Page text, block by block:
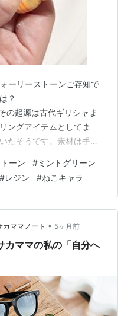
ーリーストーンご存知で
？
起源は古代ギリシャま
ングアイテムとしてま
たそうです。素材は手の
ストレスで心が乱れたと
さわさわさわ...不思議と
)を取り除いてくれると言
この高
んな心の安寧を求めて...
ーン #ミントグリーン
#レジン #ねこキャラ
ママノート • 5ヶ月前
カママの私の「自分へ